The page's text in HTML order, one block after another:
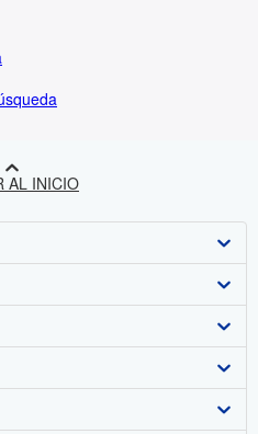
AL INICIO